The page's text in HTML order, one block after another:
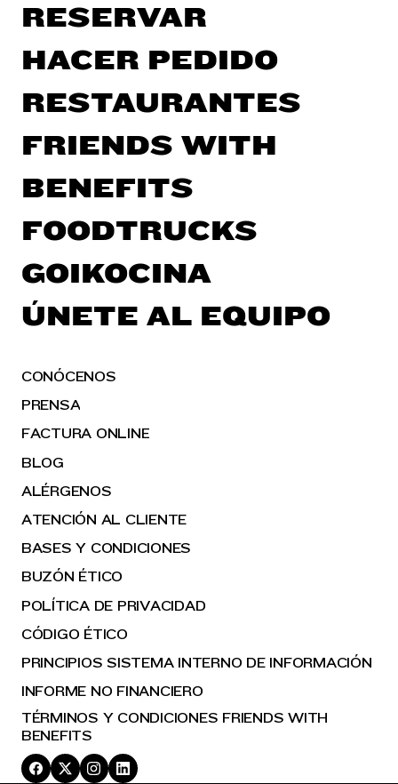
RESERVAR
HACER PEDIDO
RESTAURANTES
FRIENDS WITH
BENEFITS
FOODTRUCKS
GOIKOCINA
ÚNETE AL EQUIPO
CONÓCENOS
PRENSA
FACTURA ONLINE
BLOG
ALÉRGENOS
ATENCIÓN AL CLIENTE
BASES Y CONDICIONES
BUZÓN ÉTICO
POLÍTICA DE PRIVACIDAD
CÓDIGO ÉTICO
PRINCIPIOS SISTEMA INTERNO DE INFORMACIÓN
INFORME NO FINANCIERO
TÉRMINOS Y CONDICIONES FRIENDS WITH
BENEFITS